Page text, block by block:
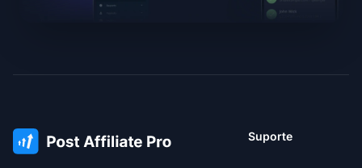
Suporte